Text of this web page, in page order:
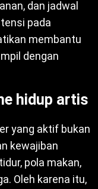
dan jadwal
pada
membantu
dengan
hidup artis
yang aktif bukan
kewajiban
pola makan,
Oleh karena itu,